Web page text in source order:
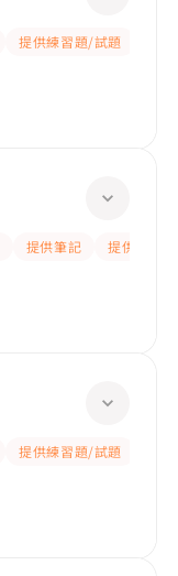
提供練習題/試題
提供筆記
提供練習
提供練習題/試題